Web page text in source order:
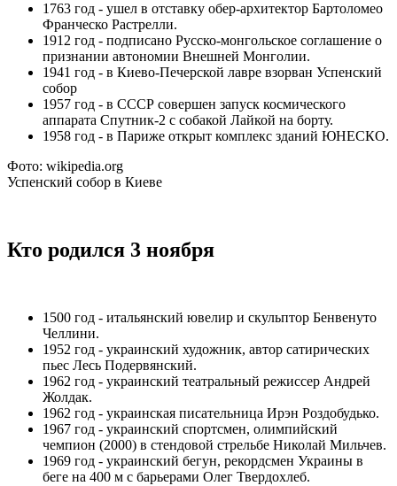
1763 год - ушел в отставку обер-архитектор Бартоломео
Франческо Растрелли.
1912 год - подписано Русско-монгольское соглашение о
признании автономии Внешней Монголии.
1941 год - в Киево-Печерской лавре взорван Успенский
собор
1957 год - в СССР совершен запуск космического
аппарата Спутник-2 с собакой Лайкой на борту.
1958 год - в Париже открыт комплекс зданий ЮНЕСКО.
Фото: wikipedia.org
Успенский собор в Киеве
Кто родился 3 ноября
1500 год - итальянский ювелир и скульптор Бенвенуто
Челлини.
1952 год - украинский художник, автор сатирических
пьес Лесь Подервянский.
1962 год - украинский театральный режиссер Андрей
Жолдак.
1962 год - украинская писательница Ирэн Роздобудько.
1967 год - украинский спортсмен, олимпийский
чемпион (2000) в стендовой стрельбе Николай Мильчев.
1969 год - украинский бегун, рекордсмен Украины в
беге на 400 м с барьерами Олег Твердохлеб.